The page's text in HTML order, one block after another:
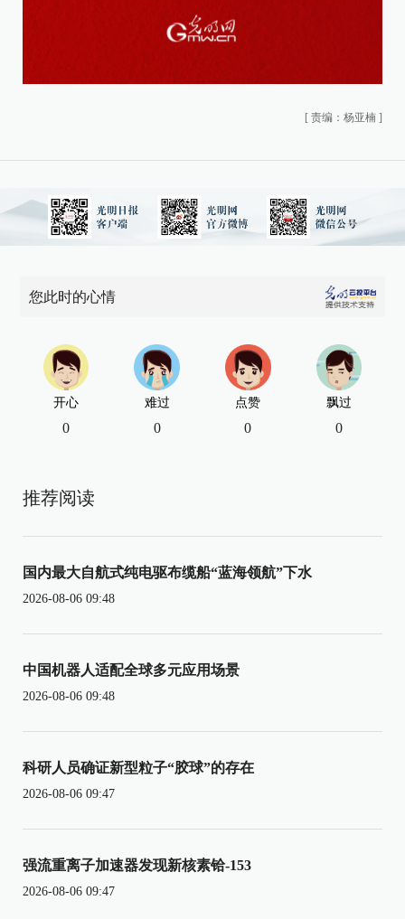
[ 责编：杨亚楠 ]
您此时的心情
开心
0
难过
0
点赞
0
飘过
0
推荐阅读
国内最大自航式纯电驱布缆船“蓝海领航”下水
2026-08-06 09:48
中国机器人适配全球多元应用场景
2026-08-06 09:48
科研人员确证新型粒子“胶球”的存在
2026-08-06 09:47
强流重离子加速器发现新核素铪-153
2026-08-06 09:47